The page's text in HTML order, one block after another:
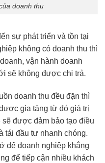
doanh thu
sự phát triển và tồn tại
không có doanh thu thì
vận hành doanh
sẽ không được chi trả.
doanh thu đều đặn thì
gia tăng từ đó giá trị
được đảm bảo tạo điều
tái đầu tư nhanh chóng.
để doanh nghiệp khẳng
để tiếp cận nhiều khách